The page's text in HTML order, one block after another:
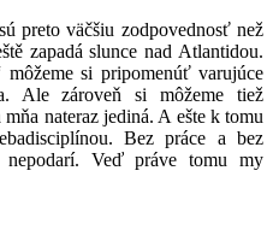
preto väčšiu zodpovednosť než
zapadá slunce nad Atlantidou.
si pripomenúť varujúce
Ale zároveň si môžeme tiež
nateraz jediná. A ešte k tomu
Bez práce a bez
Veď práve tomu my